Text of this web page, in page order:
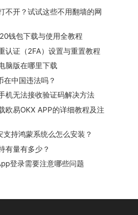
不开？试试这些不用翻墙的网
钱包下载与使用全教程
认证（2FA）设置与重置教程
脑版在哪里下载
在中国违法吗？
机无法接收验证码解决方法
欧易OKX APP的详细教程及注
持鸿蒙系统么怎么安装？
有量有多少？
登录需要注意哪些问题